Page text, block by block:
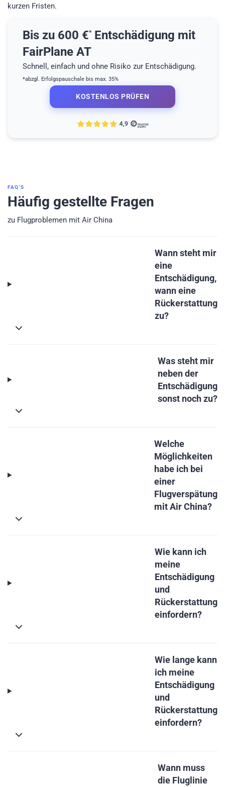
kurzen Fristen.
Bis zu 600 €*Entschädigung mit
FairPlane AT
Schnell, einfach und ohne Risiko zur Entschädigung.
*abzgl. Erfolgspauschale bis max. 35%
KOSTENLOS PRÜFEN
FAQ’S
Häufig gestellte Fragen
zu Flugproblemen mit Air China
Wann steht mir
eine
Entschädigung,
wann eine
Rückerstattung
zu?
Was steht mir
neben der
Entschädigung
sonst noch zu?
Welche
Möglichkeiten
habe ich bei
einer
Flugverspätung
mit Air China?
Wie kann ich
meine
Entschädigung
und
Rückerstattung
einfordern?
Wie lange kann
ich meine
Entschädigung
und
Rückerstattung
einfordern?
Wann muss
die Fluglinie